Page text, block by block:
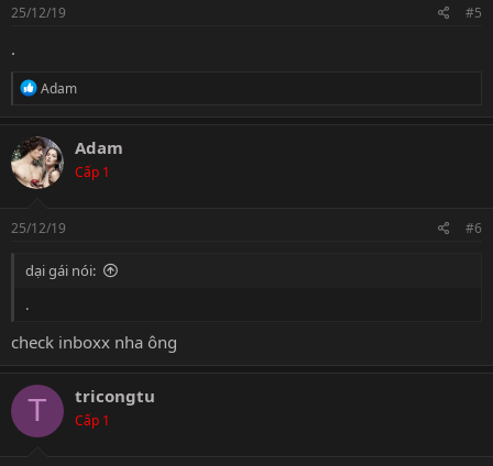
25/12/19 #5
.
R
c
t
i
o
s
Adam
Adam
Cấp 1
25/12/19 #6
dại gái nói:
.
check inboxx nha ông
T tricongtu
Cấp 1